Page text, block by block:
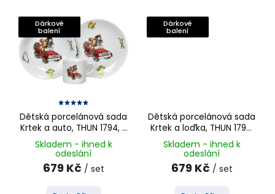
Dárkové
balení
Dětská porcelánová sada
Krtek a auto, THUN 1794, 3
Skladem - ihned k
odeslání
679 Kč / set
Dárkové
balení
Dětská porcelánová sada
Krtek a loďka, THUN 1794,
Skladem - ihned k
odeslání
679 Kč / set